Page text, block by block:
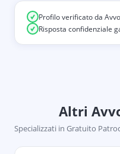
Profilo verificato da
Risposta confidenziale
Altri
Specializzati in Gratuito